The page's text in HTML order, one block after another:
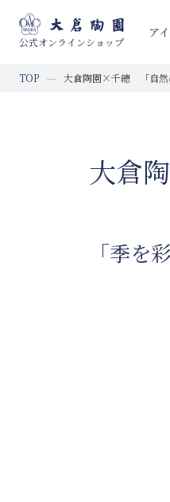
公式オンラインショップ
ア
TOP 大倉陶園×千總 「自然
大倉
「季を